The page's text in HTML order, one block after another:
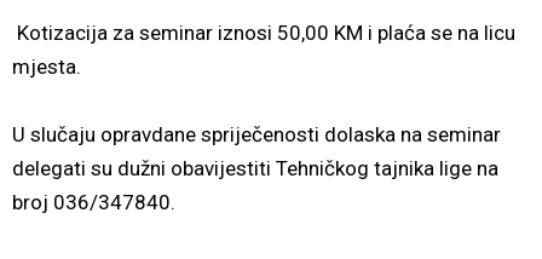
Kotizacija za seminar iznosi 50,00 KM i plaća se na licu
mjesta.
U slučaju opravdane spriječenosti dolaska na seminar
delegati su dužni obavijestiti Tehničkog tajnika lige na
broj 036/347840.